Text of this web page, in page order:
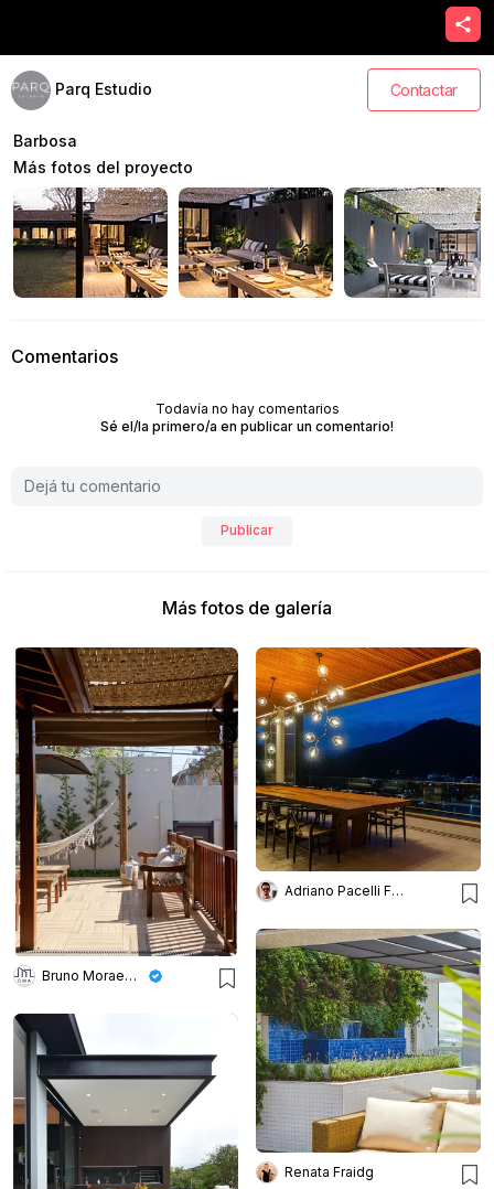
Parq Estudio Contactar
Barbosa
Más fotos del proyecto
Comentarios
Todavía no hay comentarios
Sé el/la primero/a en publicar un comentario!
Publicar
Más fotos de galería
Bruno Moraes Arquitetura
Adriano Pacelli Fotografia de Arquitetura
Renata Fraidg